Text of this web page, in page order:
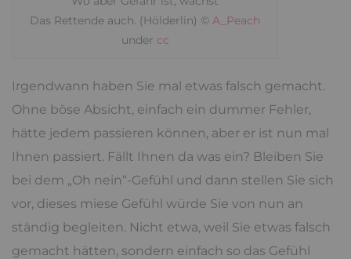
Das Rettende auch. (Hölderlin) © A_Peach
under cc
Irgendwann haben Sie mal etwas falsch gemacht.
Ohne böse Absicht, einfach ein dummer Fehler,
hätte jedem passieren können, aber er ist nun mal
Ihnen passiert. Fällt Ihnen da was ein? Bleiben Sie
bei dem „Oh nein“-Gefühl und dann stellen Sie sich
vor, dieses miese Gefühl würde Sie von nun an
ständig begleiten. Nicht etwa, weil Sie etwas falsch
gemacht hätten, sondern einfach so das Gefühl